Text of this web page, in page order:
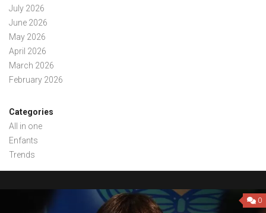
July 2026
June 2026
May 2026
April 2026
March 2026
February 2026
Categories
All in one
Enfants
Trends
0